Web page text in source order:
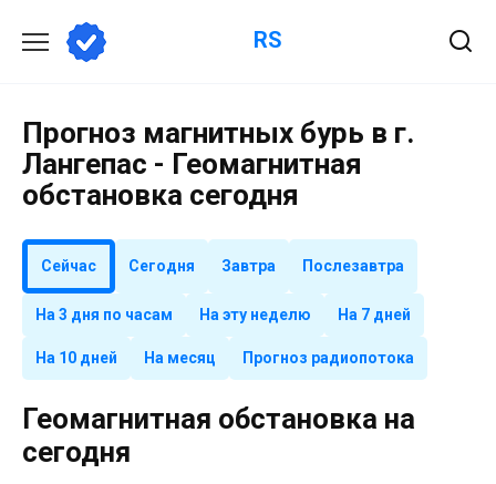
содержанию
RS
Прогноз магнитных бурь в г.
Лангепас - Геомагнитная
обстановка сегодня
Сейчас Сегодня Завтра Послезавтра
На 3 дня по часам На эту неделю На 7 дней
На 10 дней На месяц Прогноз радиопотока
Геомагнитная обстановка на
сегодня